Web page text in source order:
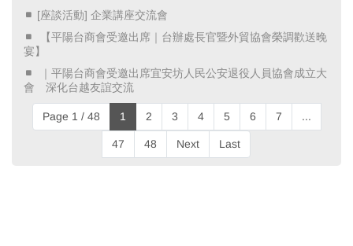
[座談活動] 企業講座交流會
​ 【平陽台商會受邀出席｜台辦處長官暨外貿協會榮調歡送晚
宴】 ​
​ ｜平陽台商會受邀出席宜安坊人民公安退役人員協會成立大
會 深化台越友誼交流 ​
Page 1 / 48 1 2 3 4 5 6 7 ...
47 48 Next Last